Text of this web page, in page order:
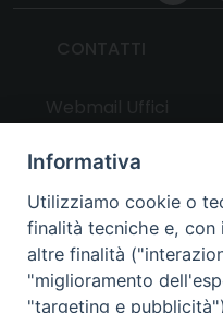
UTILITY
News
Altri articoli
Informativa
Utilizziamo cookie o
finalità tecniche e, con
altre finalità
"miglioramento
"targeting e